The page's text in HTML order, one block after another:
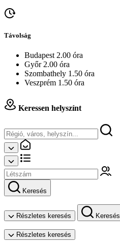
Távolság
Budapest 2.00 óra
Győr 2.00 óra
Szombathely 1.50 óra
Veszprém 1.50 óra
Keressen helyszínt
Keresés
Részletes keresés Keresés
Részletes keresés